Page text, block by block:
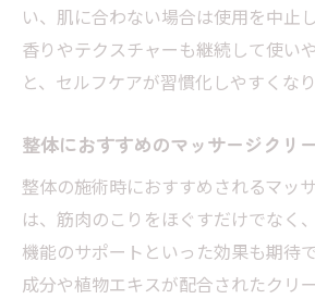
い、肌に合わない場合は使用を中止
香りやテクスチャーも継続して使い
と、セルフケアが習慣化しやすくなり
整体におすすめのマッサージクリ
整体の施術時におすすめされるマッ
は、筋肉のこりをほぐすだけでなく
機能のサポートといった効果も期待
成分や植物エキスが配合されたクリ